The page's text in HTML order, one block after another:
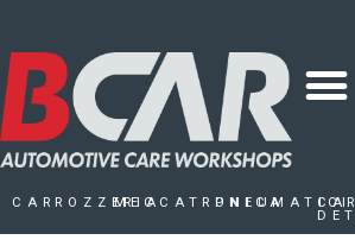
CARROZZERIAMECCATRONICAPNEUMATICI
CAR